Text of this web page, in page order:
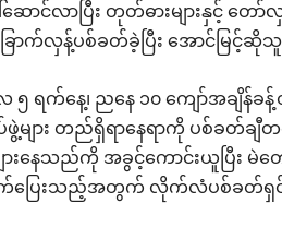
ါ်ဆောင်လာပြီး တုတ်ဓားများ
ာက်လှန့်ပစ်ခတ်ခဲ့ပြီး အောင်မြင့်ဆို
ရက်နေ့၊ ညနေ ၁၀ ကျော်အချိန်
များ တည်ရှိရာနေရာကို ပစ်ခတ်
းနေသည်ကို အခွင့်ကောင်းယူပြီး မဲ
ပြေးသည့်အတွက် လိုက်လံပစ်ခတ်ရှင်း